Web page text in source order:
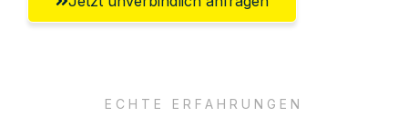
ECHTE ERFAHRUNGEN